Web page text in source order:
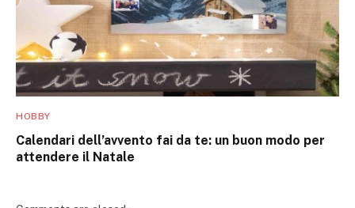
HOBBY
Calendari dell’avvento fai da te: un buon modo per
attendere il Natale